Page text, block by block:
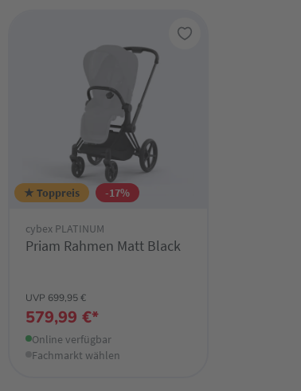
★ Toppreis -17%
cybex PLATINUM
Priam Rahmen Matt Black
UVP 699,95 €
579,99 €*
Online verfügbar
Fachmarkt wählen